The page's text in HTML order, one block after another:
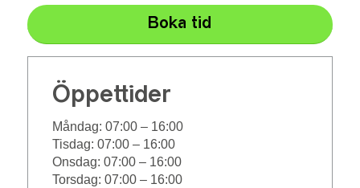
Boka tid
Öppettider
Måndag: 07:00 – 16:00
Tisdag: 07:00 – 16:00
Onsdag: 07:00 – 16:00
Torsdag: 07:00 – 16:00